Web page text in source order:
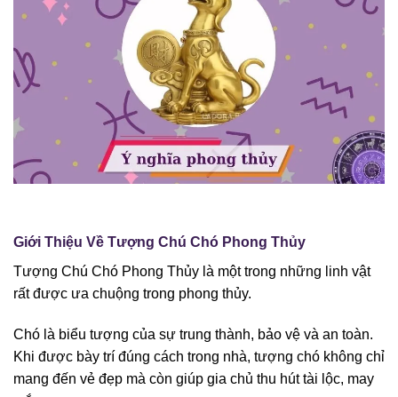
Giới Thiệu Về Tượng Chú Chó Phong Thủy
Tượng Chú Chó Phong Thủy là một trong những linh vật
rất được ưa chuộng trong phong thủy.
Chó là biểu tượng của sự trung thành, bảo vệ và an toàn.
Khi được bày trí đúng cách trong nhà, tượng chó không chỉ
mang đến vẻ đẹp mà còn giúp gia chủ thu hút tài lộc, may